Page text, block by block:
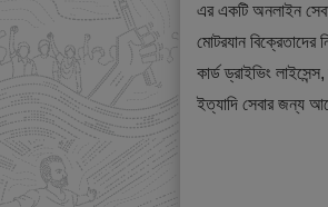
এর একটি অনলাইন সেবা
মোটরযান বিক্রেতাদের
কার্ড ড্রাইভিং
ইত্যাদি সেবার জন্য